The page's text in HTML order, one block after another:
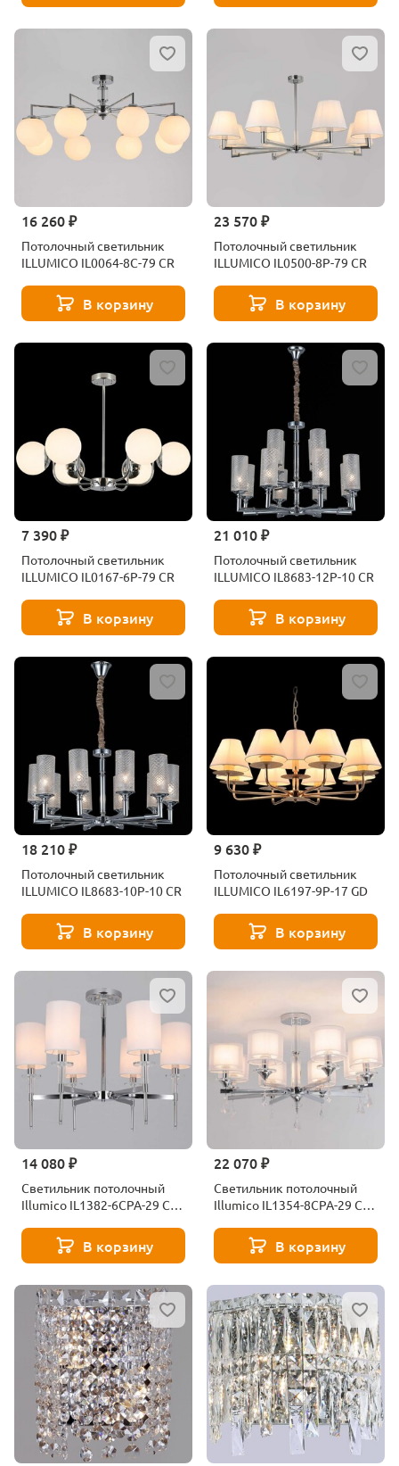
16 260 ₽
Потолочный светильник
ILLUMICO IL0064-8C-79 CR
В корзину
23 570 ₽
Потолочный светильник
ILLUMICO IL0500-8P-79 CR
В корзину
7 390 ₽
Потолочный светильник
ILLUMICO IL0167-6P-79 CR
В корзину
21 010 ₽
Потолочный светильник
ILLUMICO IL8683-12P-10 CR
В корзину
18 210 ₽
Потолочный светильник
ILLUMICO IL8683-10P-10 CR
В корзину
9 630 ₽
Потолочный светильник
ILLUMICO IL6197-9P-17 GD
В корзину
14 080 ₽
Светильник потолочный
Illumico IL1382-6CPA-29 CR
В корзину
22 070 ₽
Светильник потолочный
Illumico IL1354-8CPA-29 CR
В корзину